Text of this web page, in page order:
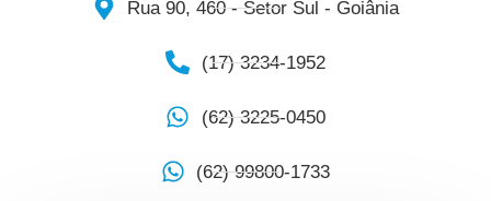
Rua 90, 460 - Setor Sul - Goiânia
(17) 3234-1952
(62) 3225-0450
(62) 99800-1733